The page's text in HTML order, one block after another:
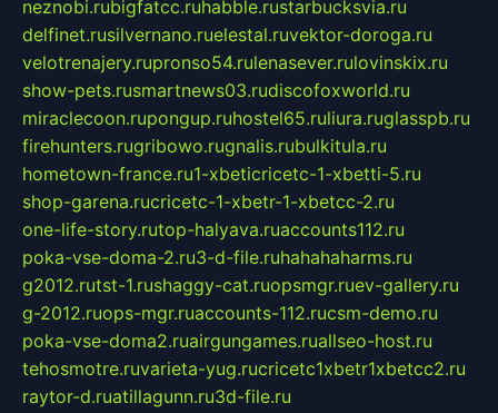
neznobi.rubigfatcc.ruhabble.rustarbucksvia.ru
delfinet.rusilvernano.ruelestal.ruvektor-doroga.ru
velotrenajery.rupronso54.rulenasever.rulovinskix.ru
show-pets.rusmartnews03.rudiscofoxworld.ru
miraclecoon.rupongup.ruhostel65.ruliura.ruglasspb.ru
firehunters.rugribowo.rugnalis.rubulkitula.ru
hometown-france.ru1-xbeticricetc-1-xbetti-5.ru
shop-garena.rucricetc-1-xbetr-1-xbetcc-2.ru
one-life-story.rutop-halyava.ruaccounts112.ru
poka-vse-doma-2.ru3-d-file.ruhahahaharms.ru
g2012.rutst-1.rushaggy-cat.ruopsmgr.ruev-gallery.ru
g-2012.ruops-mgr.ruaccounts-112.rucsm-demo.ru
poka-vse-doma2.ruairgungames.ruallseo-host.ru
tehosmotre.ruvarieta-yug.rucricetc1xbetr1xbetcc2.ru
raytor-d.ruatillagunn.ru3d-file.ru